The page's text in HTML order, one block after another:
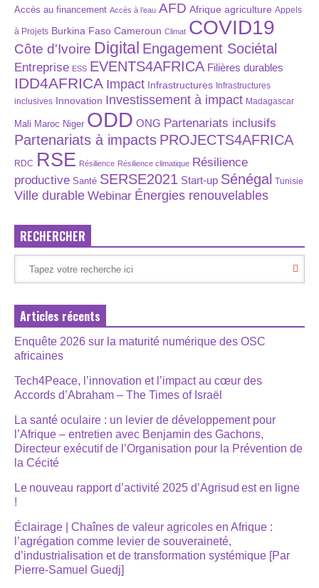
Accès au financement Accès à l’eau AFD Afrique agriculture Appels
à Projets Burkina Faso Cameroun Climat COVID19
Côte d'Ivoire Digital Engagement Sociétal
Entreprise ESS EVENTS4AFRICA Filières durables
IDD4AFRICA Impact Infrastructures Infrastructures
inclusives Innovation Investissement à impact Madagascar
Mali Maroc Niger ODD ONG Partenariats inclusifs
Partenariats à impacts PROJECTS4AFRICA
RDC RSE Résilience Résilience climatique Résilience
productive Santé SERSE2021 Start-up Sénégal Tunisie
Ville durable Webinar Énergies renouvelables
RECHERCHER
Articles récents
Enquête 2026 sur la maturité numérique des OSC
africaines
Tech4Peace, l’innovation et l’impact au cœur des
Accords d’Abraham – The Times of Israël
La santé oculaire : un levier de développement pour
l’Afrique – entretien avec Benjamin des Gachons,
Directeur exécutif de l’Organisation pour la Prévention de
la Cécité
Le nouveau rapport d’activité 2025 d’Agrisud est en ligne
!
Éclairage | Chaînes de valeur agricoles en Afrique :
l’agrégation comme levier de souveraineté,
d’industrialisation et de transformation systémique [Par
Pierre-Samuel Guedj]